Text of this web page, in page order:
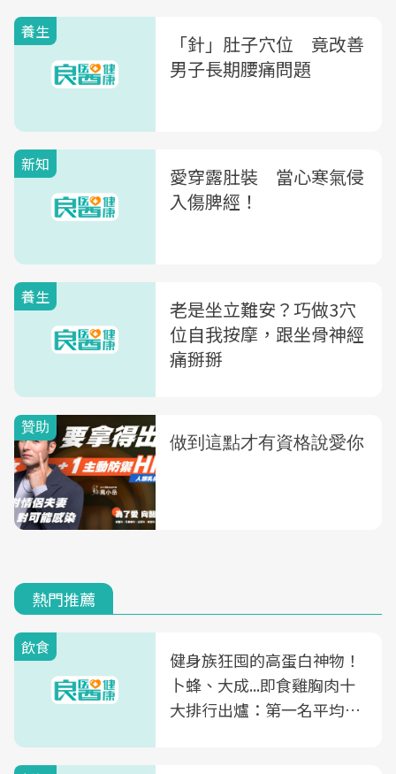
養生
「針」肚子穴位 竟改善
男子長期腰痛問題
新知
愛穿露肚裝 當心寒氣侵
入傷脾經！
養生
老是坐立難安？巧做3穴
位自我按摩，跟坐骨神經
痛掰掰
熱門推薦
飲食
健身族狂囤的高蛋白神物！
卜蜂、大成...即食雞胸肉十
大排行出爐：第一名平均一